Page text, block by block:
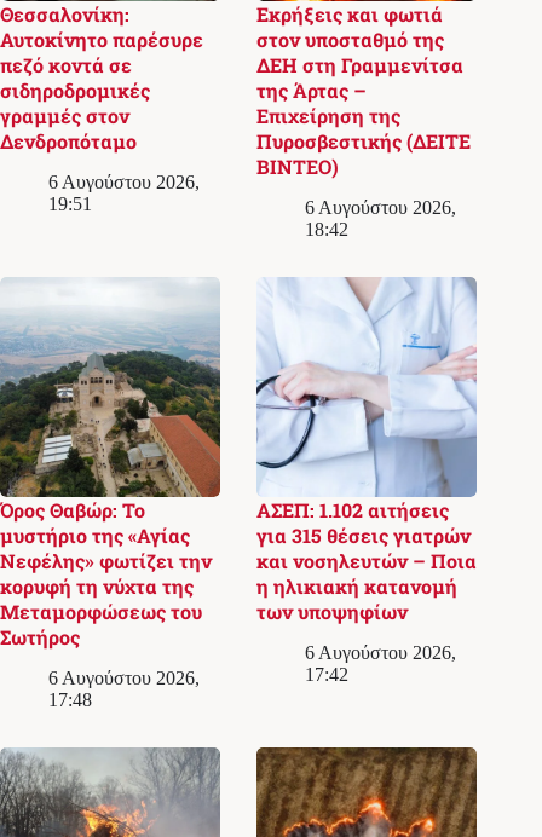
Θεσσαλονίκη:
Αυτοκίνητο παρέσυρε
πεζό κοντά σε
σιδηροδρομικές
γραμμές στον
Δενδροπόταμο
6 Αυγούστου 2026,
19:51
Εκρήξεις και φωτιά
στον υποσταθμό της
ΔΕΗ στη Γραμμενίτσα
της Άρτας –
Επιχείρηση της
Πυροσβεστικής (ΔΕΙΤΕ
ΒΙΝΤΕΟ)
6 Αυγούστου 2026,
18:42
Όρος Θαβώρ: Το
μυστήριο της «Αγίας
Νεφέλης» φωτίζει την
κορυφή τη νύχτα της
Μεταμορφώσεως του
Σωτήρος
6 Αυγούστου 2026,
17:48
ΑΣΕΠ: 1.102 αιτήσεις
για 315 θέσεις γιατρών
και νοσηλευτών – Ποια
η ηλικιακή κατανομή
των υποψηφίων
6 Αυγούστου 2026,
17:42